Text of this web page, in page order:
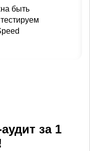
быть
за 1